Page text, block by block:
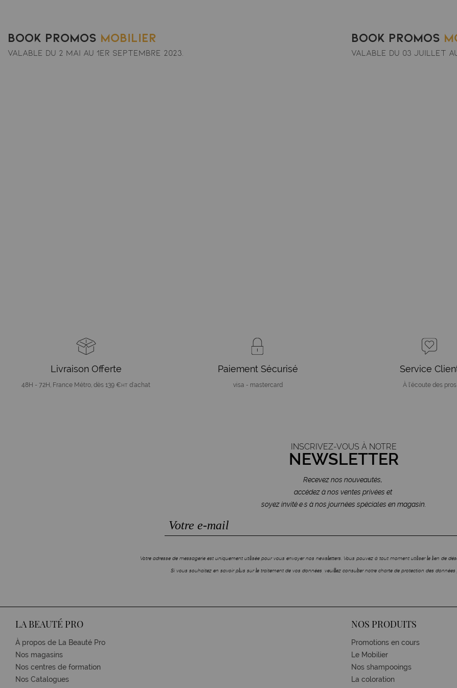
Book Promos mobilier
VALABLE DU 2 mai au 1er septembre 2023.
Book Promos
VALABLE DU 03 juillet
Livraison Offerte
48H - 72H, France Métro, dès 139 € HT d'achat
Paiement Sécurisé
visa - mastercard
Service
À l'écoute des pros
INSCRIVEZ-VOUS À NOTRE
NEWSLETTER
Recevez nos nouveautés,
accédez à nos ventes privées et
soyez invité·e·s à nos journées spéciales en magasin.
Votre adresse de messagerie est uniquement utilisée pour vous envoyer nos newsletters. Vous pouvez à tout moment utiliser le lien de
Si vous souhaitez en savoir plus sur le traitement de vos données, veuillez consulter notre charte de protection des données
LA BEAUTÉ PRO
À propos de La Beauté Pro
Nos magasins
Nos centres de formation
Nos Catalogues
NOS PRODUITS
Promotions en cours
Le Mobilier
Nos shampooings
La coloration